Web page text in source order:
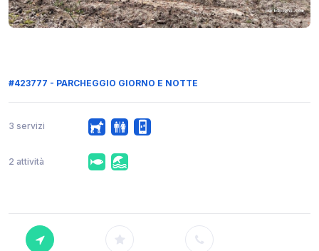
#423777 - PARCHEGGIO GIORNO E NOTTE
3 servizi
2 attività